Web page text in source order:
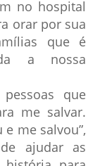
no hospital
orar por sua
que é
a nossa
que
me salvar.
me salvou”,
ajudar as